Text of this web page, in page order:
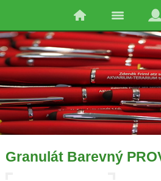
Granulát Barevný